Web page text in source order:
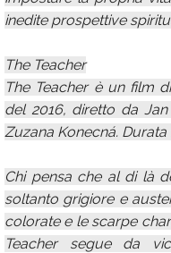
inedite prospettive
The Teacher
The Teacher è un film
del 2016, diretto da
Zuzana Konecná. Durata
Chi pensa che al di là
soltanto grigiore e
colorate e le scarpe
Teacher segue da